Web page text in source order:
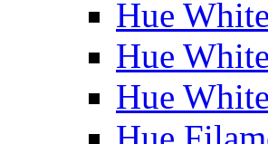
Hue
Hue
Hue White